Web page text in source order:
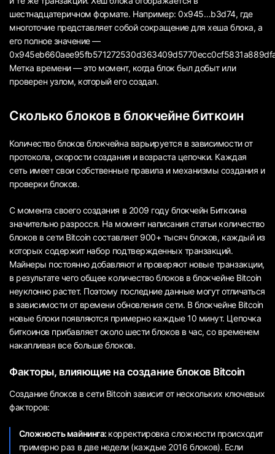
шестнадцатеричном формате. Например: 0x945…b3d74, где
многоточие представляет собой сокращение для хеша блока, а
его полное значение —
Метка времени — это момент, когда блок был добыт или
проверен узлом, который его создал.
Сколько блоков в блокчейне биткоин
Количество блоков блокчейна варьируется в зависимости от
протокола, скорости создания и возраста цепочки. Каждая
сеть имеет свои собственные правила и механизмы создания и
проверки блоков.
С момента своего создания в 2009 году блокчейн Биткоина
значительно разросся. На момент написания статьи количество
блоков в сети Bitcoin составляет 900+ тысяч блоков, каждый из
которых содержит набор подтвержденных транзакций.
Майнеры постоянно добавляют и проверяют новые транзакции,
в результате чего общее количество блоков в блокчейне Bitcoin
неуклонно растет. Поэтому последние данные могут отличаться
в зависимости от времени обновления сети. В блокчейне Bitcoin
новые блоки появляются примерно каждые 10 минут. Цепочка
биткоинов прибавляет около шести блоков в час, со временем
накапливая все больше блоков.
Факторы, влияющие на создание блоков Bitcoin
Создание блоков в сети Bitcoin зависит от нескольких ключевых
факторов:
Сложность майнинга: корректировка сложности происходит
примерно раз в две недели (каждые 2016 блоков). Если